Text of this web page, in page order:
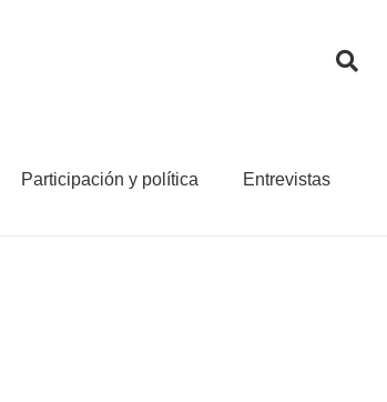
Participación y política Entrevistas